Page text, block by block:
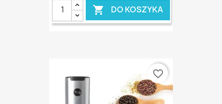
 DO KOSZYKA
favorite_border